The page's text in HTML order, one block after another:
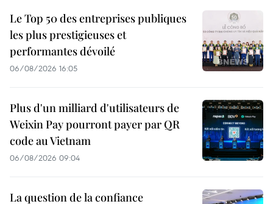
Le Top 50 des entreprises publiques
les plus prestigieuses et
performantes dévoilé
06/08/2026 16:05
Plus d'un milliard d'utilisateurs de
Weixin Pay pourront payer par QR
code au Vietnam
06/08/2026 09:04
La question de la confiance